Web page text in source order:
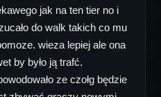
jak na ten tier no i
do walk takich co mu
wieza lepiej ale ona
by było ją trafć.
ze czołg będzie